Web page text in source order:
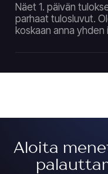
Näet 1. päivän
parhaat tulosluvut.
koskaan anna yhden
Aloita